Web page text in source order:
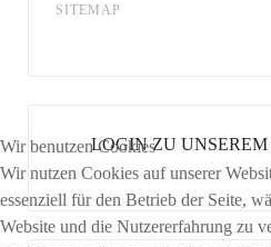
SITEMAP
LOGIN ZU
Wir benutzen Cookies
Wir nutzen Cookies auf unserer
essenziell für den Betrieb der Seite,
Website und die Nutzererfahrung zu